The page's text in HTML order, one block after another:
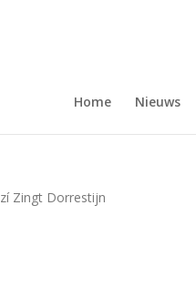
Home Nieuws
Zingt Dorrestijn